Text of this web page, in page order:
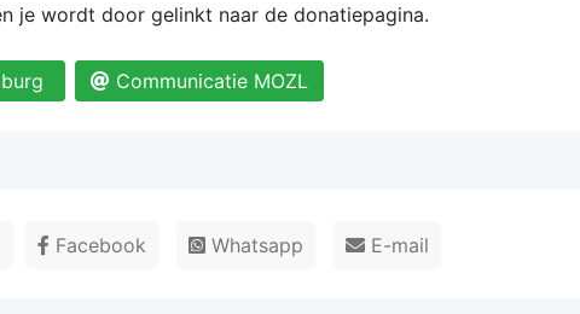
je wordt door gelinkt naar de donatiepagina.
Communicatie MOZL
Facebook Whatsapp E-mail